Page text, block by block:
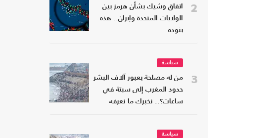
2
اتفاق وشيك بشأن هرمز بين
الولايات المتحدة وإيران.. هذه
بنوده
3
سياسة
من له مصلحة بعبور آلاف البشر
حدود المغرب إلى سبتة في
ساعات؟.. نخبرك ما نعرفه
سياسة